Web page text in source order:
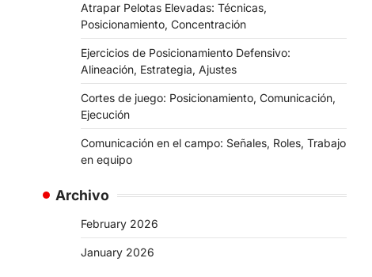
Atrapar Pelotas Elevadas: Técnicas,
Posicionamiento, Concentración
Ejercicios de Posicionamiento Defensivo:
Alineación, Estrategia, Ajustes
Cortes de juego: Posicionamiento, Comunicación,
Ejecución
Comunicación en el campo: Señales, Roles, Trabajo
en equipo
Archivo
February 2026
January 2026